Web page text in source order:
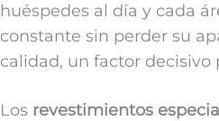
huéspedes al día y cada
constante sin perder su
calidad, un factor
Los revestimientos